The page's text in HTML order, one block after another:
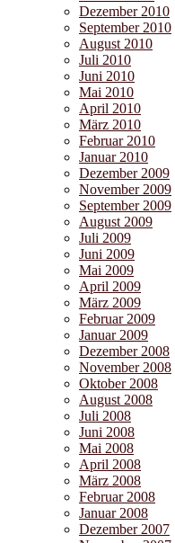
Dezember 2010
September 2010
August 2010
Juli 2010
Juni 2010
Mai 2010
April 2010
März 2010
Februar 2010
Januar 2010
Dezember 2009
November 2009
September 2009
August 2009
Juli 2009
Juni 2009
Mai 2009
April 2009
März 2009
Februar 2009
Januar 2009
Dezember 2008
November 2008
Oktober 2008
August 2008
Juli 2008
Juni 2008
Mai 2008
April 2008
März 2008
Februar 2008
Januar 2008
Dezember 2007